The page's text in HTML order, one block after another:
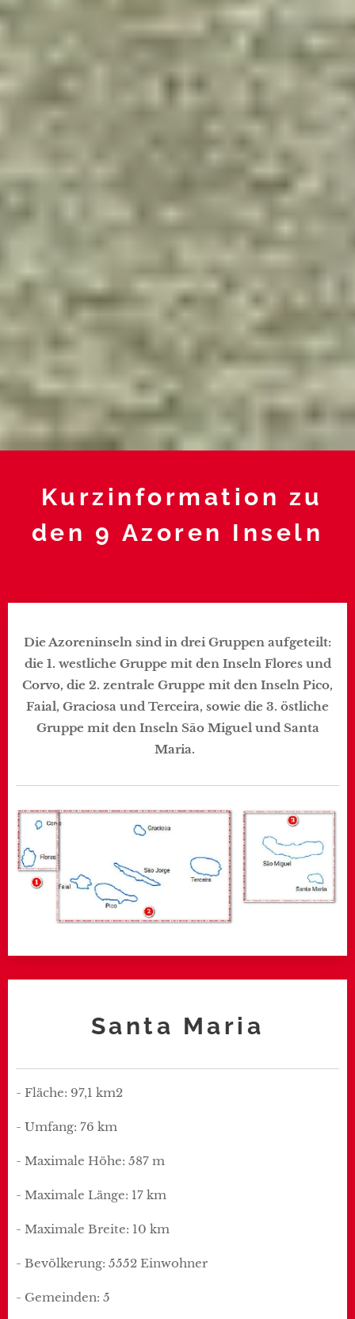
Kurzinformation zu
den 9 Azoren Inseln
Die Azoreninseln sind in drei Gruppen aufgeteilt:
die 1. westliche Gruppe mit den Inseln Flores und
Corvo, die 2. zentrale Gruppe mit den Inseln Pico,
Faial, Graciosa und Terceira, sowie die 3. östliche
Gruppe mit den Inseln São Miguel und Santa
Maria.
Santa Maria
- Fläche: 97,1 km2
- Umfang: 76 km
- Maximale Höhe: 587 m
- Maximale Länge: 17 km
- Maximale Breite: 10 km
- Bevölkerung: 5552 Einwohner
- Gemeinden: 5